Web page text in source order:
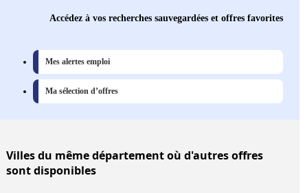
Accédez à vos recherches sauvegardées et offres favorites
Mes alertes emploi
Ma sélection d’offres
Villesdu même département où d'autres offres
sont disponibles